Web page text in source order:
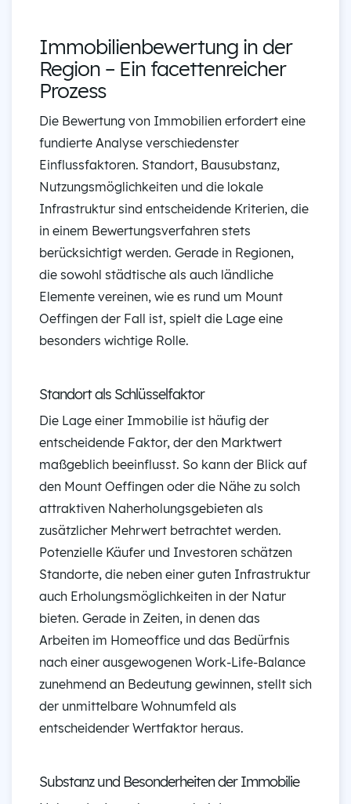
Immobilienbewertung in der
Region – Ein facettenreicher
Prozess
Die Bewertung von Immobilien erfordert eine
fundierte Analyse verschiedenster
Einflussfaktoren. Standort, Bausubstanz,
Nutzungsmöglichkeiten und die lokale
Infrastruktur sind entscheidende Kriterien, die
in einem Bewertungsverfahren stets
berücksichtigt werden. Gerade in Regionen,
die sowohl städtische als auch ländliche
Elemente vereinen, wie es rund um Mount
Oeffingen der Fall ist, spielt die Lage eine
besonders wichtige Rolle.
Standort als Schlüsselfaktor
Die Lage einer Immobilie ist häufig der
entscheidende Faktor, der den Marktwert
maßgeblich beeinflusst. So kann der Blick auf
den Mount Oeffingen oder die Nähe zu solch
attraktiven Naherholungsgebieten als
zusätzlicher Mehrwert betrachtet werden.
Potenzielle Käufer und Investoren schätzen
Standorte, die neben einer guten Infrastruktur
auch Erholungsmöglichkeiten in der Natur
bieten. Gerade in Zeiten, in denen das
Arbeiten im Homeoffice und das Bedürfnis
nach einer ausgewogenen Work-Life-Balance
zunehmend an Bedeutung gewinnen, stellt sich
der unmittelbare Wohnumfeld als
entscheidender Wertfaktor heraus.
Substanz und Besonderheiten der Immobilie